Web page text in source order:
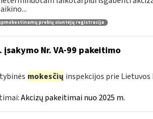
prekių siuntėjų registracija
įsakymo Nr. VA-99 pakeitimo
mokesčių inspekcijos prie Lietuvos
Akcizų pakeitimai nuo 2025 m.